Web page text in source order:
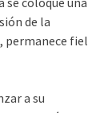
de la
permanece fiel
a su